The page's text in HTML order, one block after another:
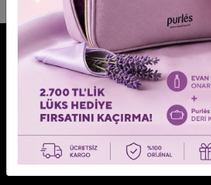
MACHEN SIE MIT!
Bleiben Sie über Vorteile und Rabatte informiert.
KONTAKTIEREN SIE UNS!